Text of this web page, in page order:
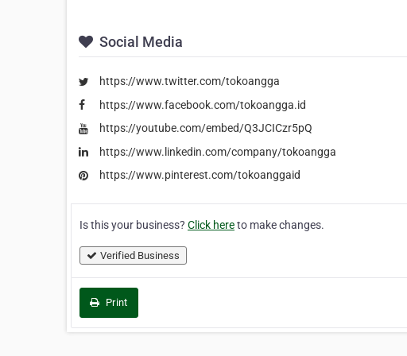
Social Media
https://www.twitter.com/tokoangga
https://www.facebook.com/tokoangga.id
https://youtube.com/embed/Q3JCICzr5pQ
https://www.linkedin.com/company/tokoangga
https://www.pinterest.com/tokoanggaid
Is this your business? Click hereto make changes.
Verified Business
Print